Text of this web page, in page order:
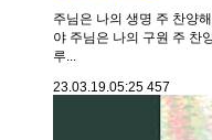
주님은 나의 생명 주 찬양
야 주님은 나의 구원 주 찬
루...
23.03.19.05:25 457